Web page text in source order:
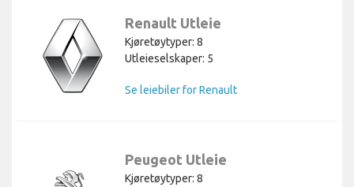
Renault Utleie
Kjøretøytyper: 8
Utleieselskaper: 5
Se leiebiler for Renault
Peugeot Utleie
Kjøretøytyper: 8